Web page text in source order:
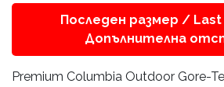
Последен размер / Last
Допълнителна
Premium Columbia Outdoor Gore-